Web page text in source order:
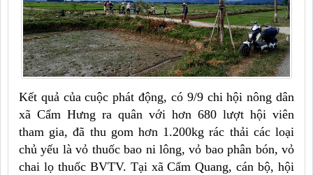
Kết quả của cuộc phát động, có 9/9 chi hội nông dân
xã Cẩm Hưng ra quân với hơn 680 lượt hội viên
tham gia, đã thu gom hơn 1.200kg rác thải các loại
chủ yếu là vỏ thuốc bao ni lông, vỏ bao phân bón, vỏ
chai lọ thuốc BVTV. Tại xã Cẩm Quang, cán bộ, hội